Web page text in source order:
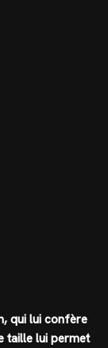
qui lui confère
taille lui permet